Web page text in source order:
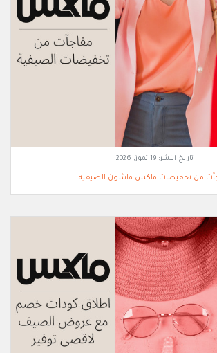
تاريخ النشر: 19 تموز, 2026
من تخفيضات ماكس فاشون الصيفية